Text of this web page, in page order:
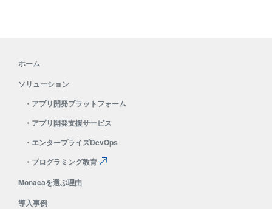
ホーム
ソリューション
・ アプリ開発プラットフォーム
・ アプリ開発支援サービス
・ エンタープライズDevOps
・ プログラミング教育
Monacaを選ぶ理由
導入事例